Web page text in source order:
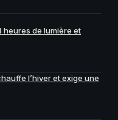
heures de lumière et
l’hiver et exige une